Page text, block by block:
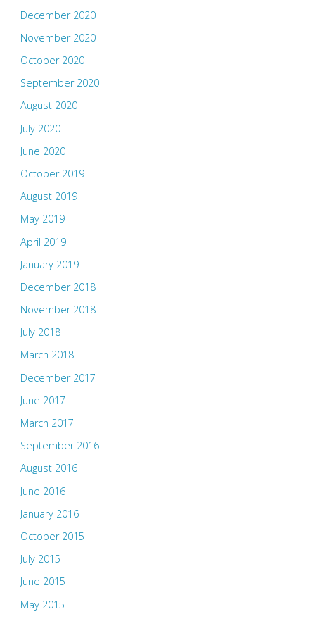
December 2020
November 2020
October 2020
September 2020
August 2020
July 2020
June 2020
October 2019
August 2019
May 2019
April 2019
January 2019
December 2018
November 2018
July 2018
March 2018
December 2017
June 2017
March 2017
September 2016
August 2016
June 2016
January 2016
October 2015
July 2015
June 2015
May 2015